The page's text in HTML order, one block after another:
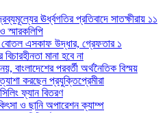
ঊর্ধ্বগতির প্রতিবাদে সাতক্ষীরায় ১১
স্মারকলিপি
বোতল এসকাফ উদ্ধার, গ্রেফতার ১
মানা হবে না
নয়, বাংলাদেশের পরবর্তী অর্থনৈতিক বিস্ময়
করছেন প্রযুক্তিপ্রেমীরা
ফ্যান বিতরণ
ও ছানি অপারেশন ক্যাম্প